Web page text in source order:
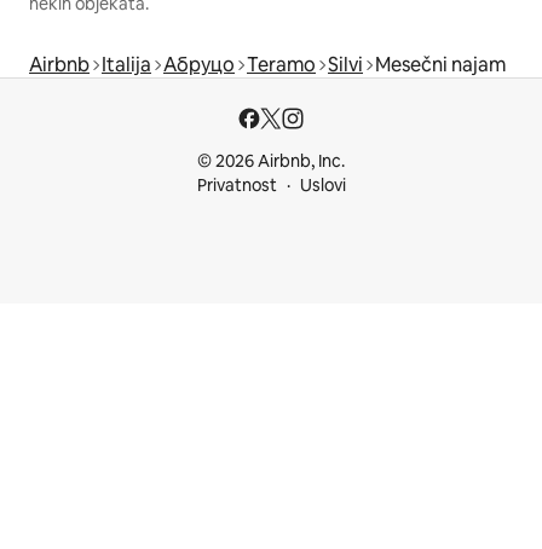
Airbnb Italija Абруцо Teramo Silvi Mesečni najam
© 2026 Airbnb, Inc.
Privatnost
Uslovi